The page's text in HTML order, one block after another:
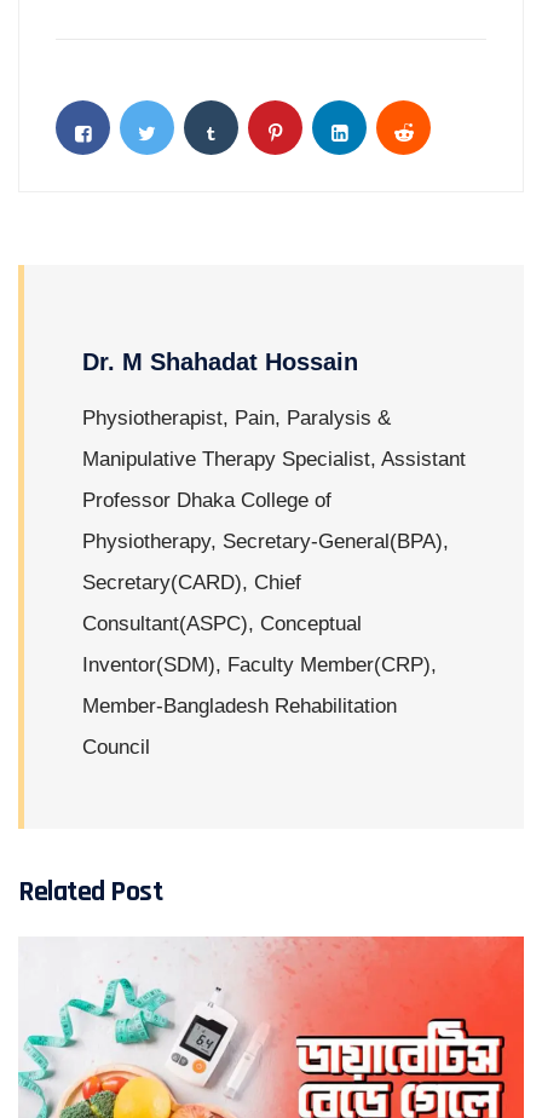
Dr. M Shahadat Hossain
Physiotherapist, Pain, Paralysis &
Manipulative Therapy Specialist, Assistant
Professor Dhaka College of
Physiotherapy, Secretary-General(BPA),
Secretary(CARD), Chief
Consultant(ASPC), Conceptual
Inventor(SDM), Faculty Member(CRP),
Member-Bangladesh Rehabilitation
Council
Related Post